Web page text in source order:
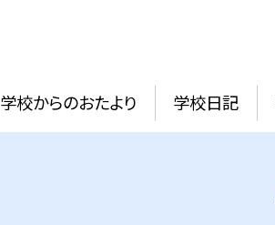
学校からのおたより 学校日記